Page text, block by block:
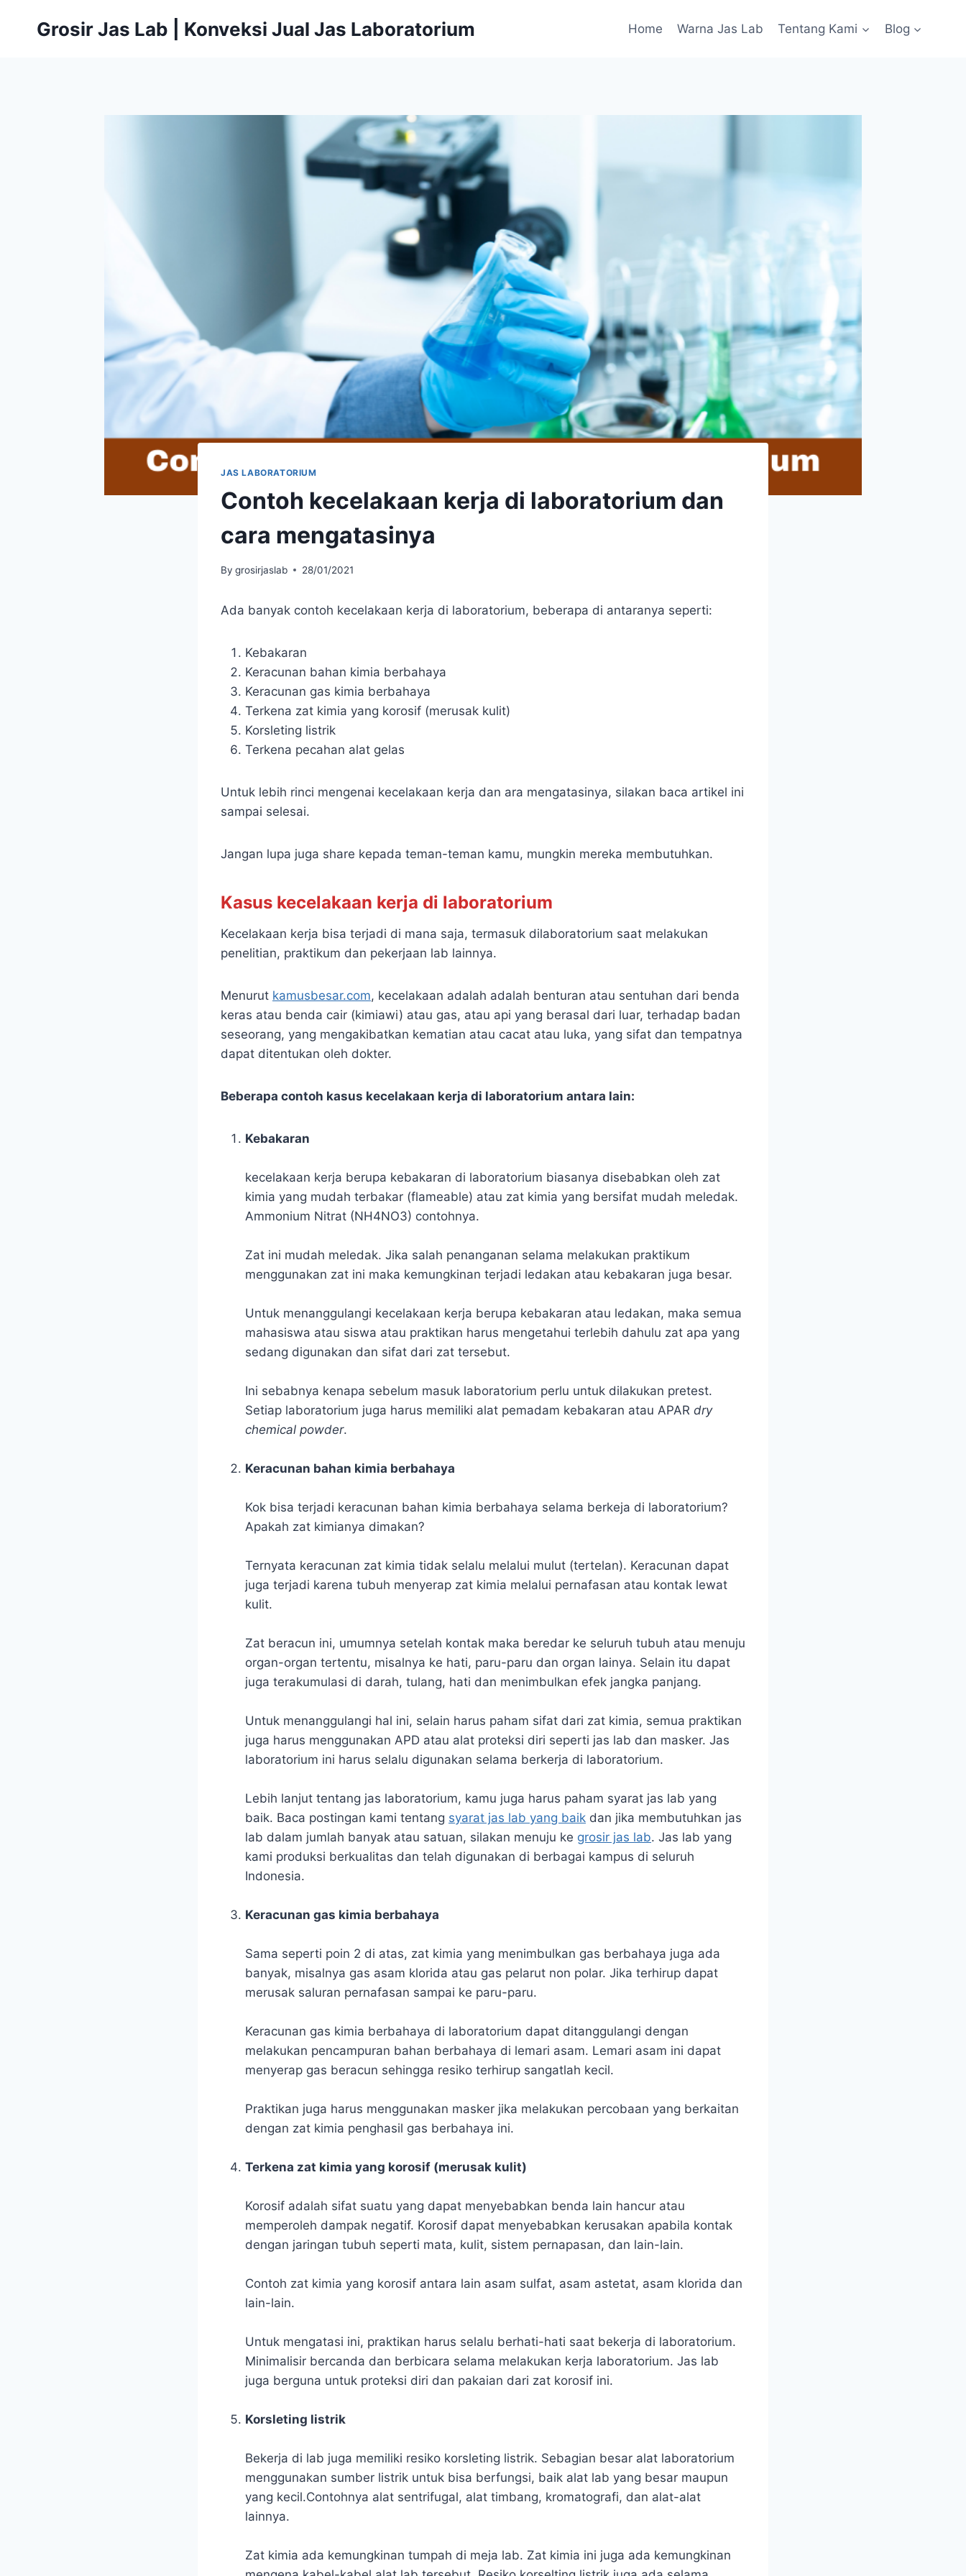
Grosir Jas Lab | Konveksi Jual Jas Laboratorium Home Warna Jas Lab Tentang Kami Blog
JAS LABORATORIUM
Contoh kecelakaan kerja di laboratorium dan
cara mengatasinya
By grosirjaslab 28/01/2021
Ada banyak contoh kecelakaan kerja di laboratorium, beberapa di antaranya seperti:
Kebakaran
Keracunan bahan kimia berbahaya
Keracunan gas kimia berbahaya
Terkena zat kimia yang korosif (merusak kulit)
Korsleting listrik
Terkena pecahan alat gelas
Untuk lebih rinci mengenai kecelakaan kerja dan ara mengatasinya, silakan baca artikel ini
sampai selesai.
Jangan lupa juga share kepada teman-teman kamu, mungkin mereka membutuhkan.
Kasus kecelakaan kerja di laboratorium
Kecelakaan kerja bisa terjadi di mana saja, termasuk dilaboratorium saat melakukan
penelitian, praktikum dan pekerjaan lab lainnya.
Menurut kamusbesar.com, kecelakaan adalah adalah benturan atau sentuhan dari benda
keras atau benda cair (kimiawi) atau gas, atau api yang berasal dari luar, terhadap badan
seseorang, yang mengakibatkan kematian atau cacat atau luka, yang sifat dan tempatnya
dapat ditentukan oleh dokter.
Beberapa contoh kasus kecelakaan kerja di laboratorium antara lain:
Kebakaran
kecelakaan kerja berupa kebakaran di laboratorium biasanya disebabkan oleh zat
kimia yang mudah terbakar (flameable) atau zat kimia yang bersifat mudah meledak.
Ammonium Nitrat (NH4NO3) contohnya.
Zat ini mudah meledak. Jika salah penanganan selama melakukan praktikum
menggunakan zat ini maka kemungkinan terjadi ledakan atau kebakaran juga besar.
Untuk menanggulangi kecelakaan kerja berupa kebakaran atau ledakan, maka semua
mahasiswa atau siswa atau praktikan harus mengetahui terlebih dahulu zat apa yang
sedang digunakan dan sifat dari zat tersebut.
Ini sebabnya kenapa sebelum masuk laboratorium perlu untuk dilakukan pretest.
Setiap laboratorium juga harus memiliki alat pemadam kebakaran atau APAR dry
chemical powder.
Keracunan bahan kimia berbahaya
Kok bisa terjadi keracunan bahan kimia berbahaya selama berkeja di laboratorium?
Apakah zat kimianya dimakan?
Ternyata keracunan zat kimia tidak selalu melalui mulut (tertelan). Keracunan dapat
juga terjadi karena tubuh menyerap zat kimia melalui pernafasan atau kontak lewat
kulit.
Zat beracun ini, umumnya setelah kontak maka beredar ke seluruh tubuh atau menuju
organ-organ tertentu, misalnya ke hati, paru-paru dan organ lainya. Selain itu dapat
juga terakumulasi di darah, tulang, hati dan menimbulkan efek jangka panjang.
Untuk menanggulangi hal ini, selain harus paham sifat dari zat kimia, semua praktikan
juga harus menggunakan APD atau alat proteksi diri seperti jas lab dan masker. Jas
laboratorium ini harus selalu digunakan selama berkerja di laboratorium.
Lebih lanjut tentang jas laboratorium, kamu juga harus paham syarat jas lab yang
baik. Baca postingan kami tentang syarat jas lab yang baik dan jika membutuhkan jas
lab dalam jumlah banyak atau satuan, silakan menuju ke grosir jas lab. Jas lab yang
kami produksi berkualitas dan telah digunakan di berbagai kampus di seluruh
Indonesia.
Keracunan gas kimia berbahaya
Sama seperti poin 2 di atas, zat kimia yang menimbulkan gas berbahaya juga ada
banyak, misalnya gas asam klorida atau gas pelarut non polar. Jika terhirup dapat
merusak saluran pernafasan sampai ke paru-paru.
Keracunan gas kimia berbahaya di laboratorium dapat ditanggulangi dengan
melakukan pencampuran bahan berbahaya di lemari asam. Lemari asam ini dapat
menyerap gas beracun sehingga resiko terhirup sangatlah kecil.
Praktikan juga harus menggunakan masker jika melakukan percobaan yang berkaitan
dengan zat kimia penghasil gas berbahaya ini.
Terkena zat kimia yang korosif (merusak kulit)
Korosif adalah sifat suatu yang dapat menyebabkan benda lain hancur atau
memperoleh dampak negatif. Korosif dapat menyebabkan kerusakan apabila kontak
dengan jaringan tubuh seperti mata, kulit, sistem pernapasan, dan lain-lain.
Contoh zat kimia yang korosif antara lain asam sulfat, asam astetat, asam klorida dan
lain-lain.
Untuk mengatasi ini, praktikan harus selalu berhati-hati saat bekerja di laboratorium.
Minimalisir bercanda dan berbicara selama melakukan kerja laboratorium. Jas lab
juga berguna untuk proteksi diri dan pakaian dari zat korosif ini.
Korsleting listrik
Bekerja di lab juga memiliki resiko korsleting listrik. Sebagian besar alat laboratorium
menggunakan sumber listrik untuk bisa berfungsi, baik alat lab yang besar maupun
yang kecil.Contohnya alat sentrifugal, alat timbang, kromatografi, dan alat-alat
lainnya.
Zat kimia ada kemungkinan tumpah di meja lab. Zat kimia ini juga ada kemungkinan